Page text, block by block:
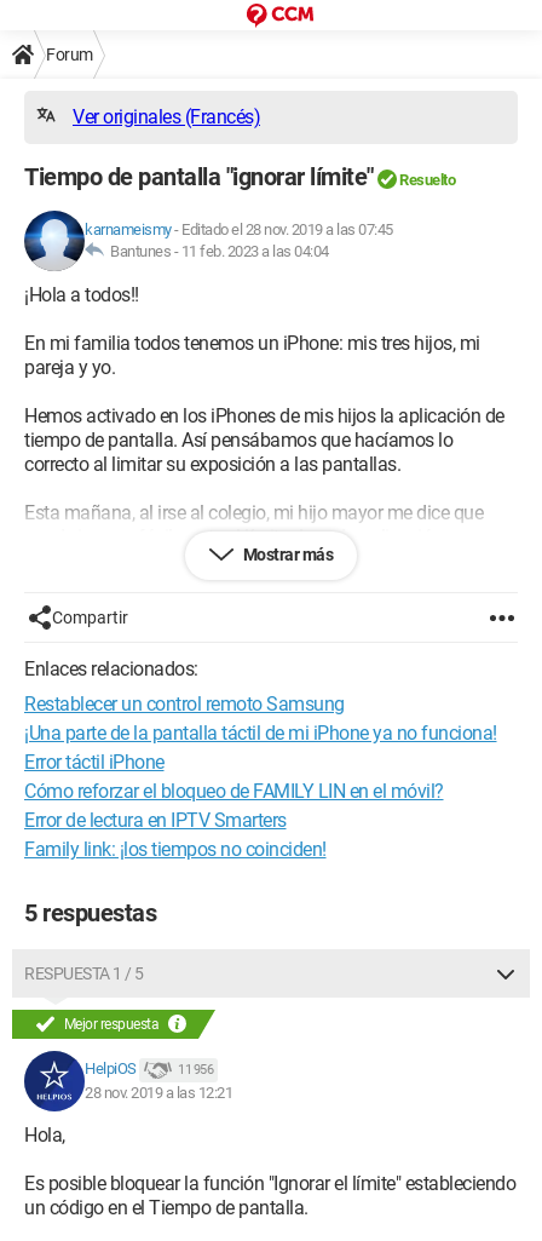
Forum
Ver originales (Francés)
Tiempo de pantalla "ignorar límite" Resuelto
karnameismy- Editado el 28 nov. 2019 a las 07:45
Bantunes - 11 feb. 2023 a las 04:04
¡Hola a todos!!
En mi familia todos tenemos un iPhone: mis tres hijos, mi
pareja y yo.
Hemos activado en los iPhones de mis hijos la aplicación de
tiempo de pantalla. Así pensábamos que hacíamos lo
correcto al limitar su exposición a las pantallas.
Esta mañana, al irse al colegio, mi hijo mayor me dice que
puede ignorar fácilmente el límite de cada aplicación, y eso,
haciendo clic en la opción "ignorar el límite" que se encuentra
...(nombre de la app)". ¡¡Además, puede ignorarlo durante todo
el día!!!!
Así que, para mí, el tiempo de pantalla se vuelve totalmente
inútil, porque mis hijos, como muchos otros, ya no se dejarán
engañar por el simple mensaje de límite alcanzado, ¡hacen
clic en "ignorar el límite"!
Así que aquí va mi pregunta: ¿podemos eliminar esta opción
en el teléfono de nuestros hijos? Si es así, ¿cuál es el
procedimiento a seguir?
¡Les agradezco de antemano y les deseo a todos un buen día!!
Mostrar más
Compartir
Enlaces relacionados:
Restablecer un control remoto Samsung
¡Una parte de la pantalla táctil de mi iPhone ya no funciona!
Error táctil iPhone
Cómo reforzar el bloqueo de FAMILY LIN en el móvil?
Error de lectura en IPTV Smarters
Family link: ¡los tiempos no coinciden!
5 respuestas
RESPUESTA 1 / 5
Mejor respuesta
HelpiOS 11 956
28 nov. 2019 a las 12:21
Hola,
Es posible bloquear la función "Ignorar el límite" estableciendo
un código en el Tiempo de pantalla.